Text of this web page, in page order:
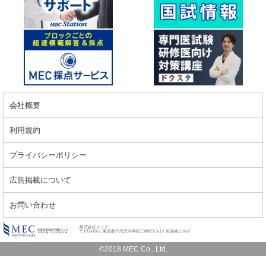
会社概要
利用規約
プライバシーポリシー
広告掲載について
お問い合わせ
株式会社メック
〒101-0061 東京都千代田区神田三崎町1-3-12 水道橋ビル6F
©2018 MEC Co., Ltd.